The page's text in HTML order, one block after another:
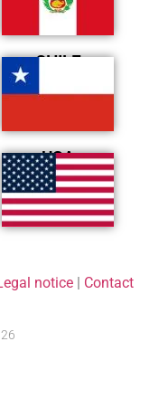
CHILE
USA
notice| Contact